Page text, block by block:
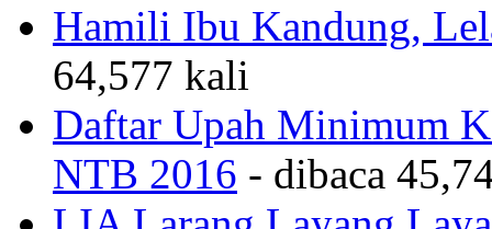
Hamili Ibu Kandung,
64,577 kali
Daftar Upah Minimum
NTB 2016 - dibaca